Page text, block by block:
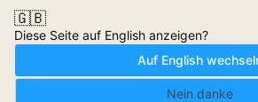
🇬🇧
Diese Seite auf English anzeigen?
Auf English
Nein danke